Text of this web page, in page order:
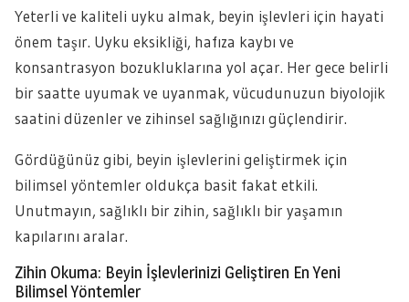
Yeterli ve kaliteli uyku almak, beyin işlevleri için hayati
önem taşır. Uyku eksikliği, hafıza kaybı ve
konsantrasyon bozukluklarına yol açar. Her gece belirli
bir saatte uyumak ve uyanmak, vücudunuzun biyolojik
saatini düzenler ve zihinsel sağlığınızı güçlendirir.
Gördüğünüz gibi, beyin işlevlerini geliştirmek için
bilimsel yöntemler oldukça basit fakat etkili.
Unutmayın, sağlıklı bir zihin, sağlıklı bir yaşamın
kapılarını aralar.
Zihin Okuma: Beyin İşlevlerinizi Geliştiren En Yeni
Bilimsel Yöntemler